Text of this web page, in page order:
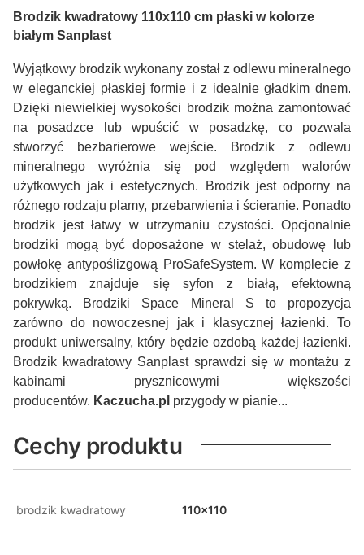
Brodzik kwadratowy 110x110 cm płaski w kolorze
białym Sanplast
Wyjątkowy brodzik wykonany został z odlewu mineralnego
w eleganckiej płaskiej formie i z idealnie gładkim dnem.
Dzięki niewielkiej wysokości brodzik można zamontować
na posadzce lub wpuścić w posadzkę, co pozwala
stworzyć bezbarierowe wejście. Brodzik z odlewu
mineralnego wyróżnia się pod względem walorów
użytkowych jak i estetycznych. Brodzik jest odporny na
różnego rodzaju plamy, przebarwienia i ścieranie. Ponadto
brodzik jest łatwy w utrzymaniu czystości. Opcjonalnie
brodziki mogą być doposażone w stelaż, obudowę lub
powłokę antypoślizgową ProSafeSystem. W komplecie z
brodzikiem znajduje się syfon z białą, efektowną
pokrywką. Brodziki Space Mineral S to propozycja
zarówno do nowoczesnej jak i klasycznej łazienki. To
produkt uniwersalny, który będzie ozdobą każdej łazienki.
Brodzik kwadratowy Sanplast sprawdzi się w montażu z
kabinami prysznicowymi większości
producentów. Kaczucha.pl przygody w pianie...
Cechy produktu
brodzik kwadratowy 110x110